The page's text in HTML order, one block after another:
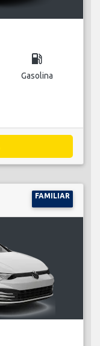
local_gas_station
Gasolina
FAMILIAR